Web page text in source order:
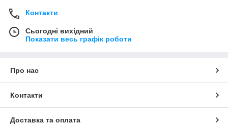
Контакти
Сьогодні вихідний
Показати весь графік роботи
Про нас
Контакти
Доставка та оплата